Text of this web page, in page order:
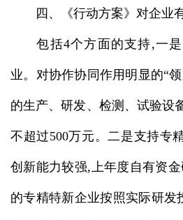
四、《行动方案》对企业
包括4个方面的支持,一是
业。对协作协同作用明显的“
的生产、研发、检测、试验设
不超过500万元。二是支持专
创新能力较强,上年度自有资
的专精特新企业按照实际研发